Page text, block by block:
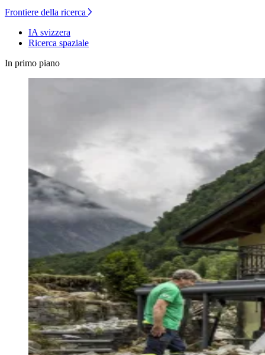
Frontiere della ricerca
IA svizzera
Ricerca spaziale
In primo piano